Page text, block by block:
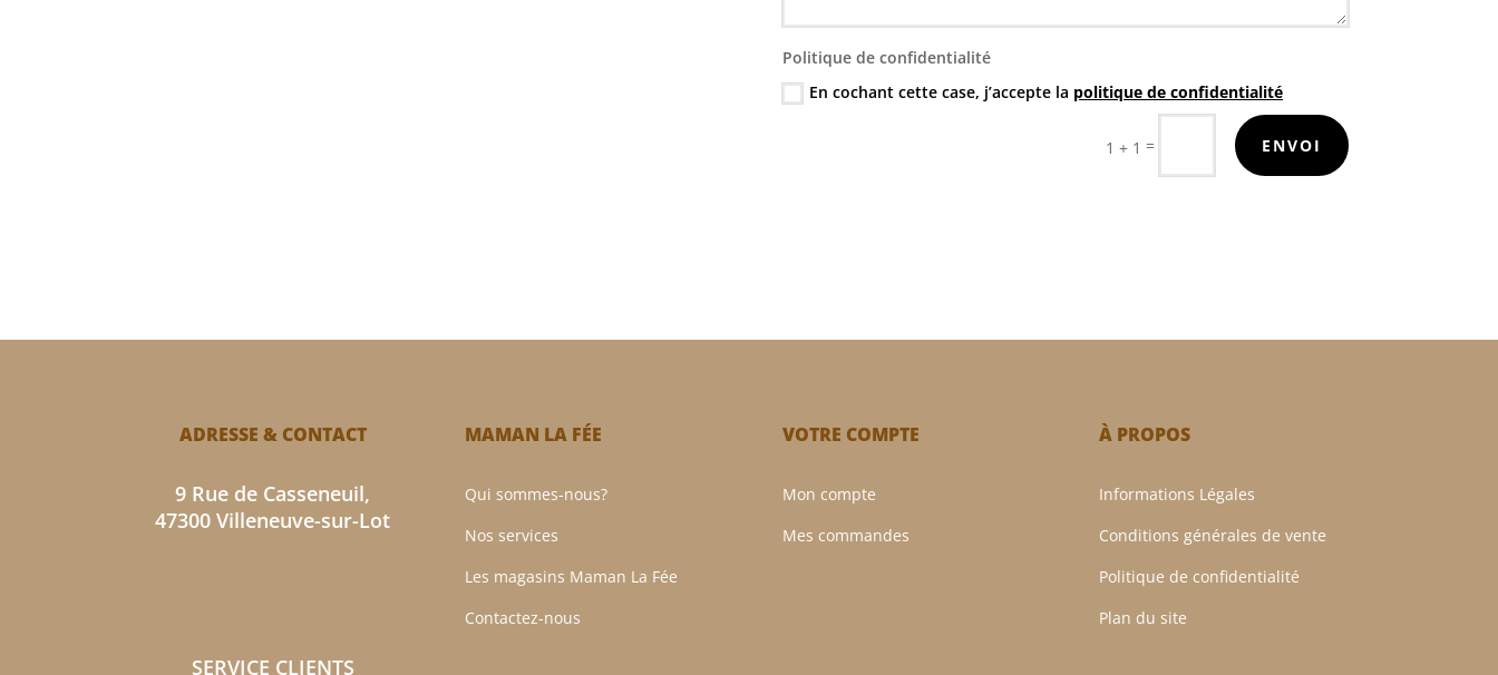
Politique de confidentialité
En cochant cette case, j’accepte la politique de confidentialité
1 + 1 = ENVOI
ADRESSE & CONTACT
9 Rue de Casseneuil,
47300 Villeneuve-sur-Lot
SERVICE CLIENTS
MAMAN LA FÉE
Qui sommes-nous?
Nos services
Les magasins Maman La Fée
Contactez-nous
VOTRE COMPTE
Mon compte
Mes commandes
À PROPOS
Informations Légales
Conditions générales de vente
Politique de confidentialité
Plan du site